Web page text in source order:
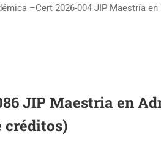
–Cert 2026-004 JIP Maestría
JIP Maestria en
créditos)